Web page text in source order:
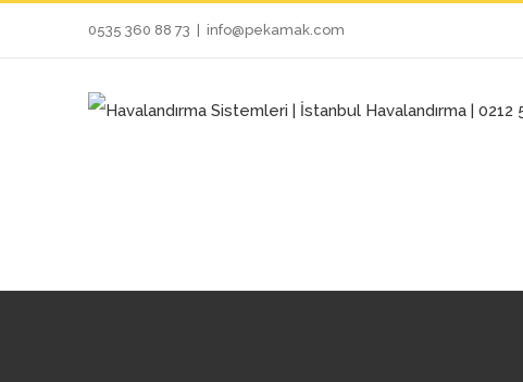
to
0535 360 88 73 info@pekamak.com